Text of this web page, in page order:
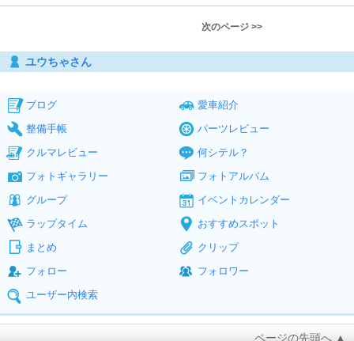
次のページ >>
ユウちゃさん
ブログ
愛車紹介
整備手帳
パーツレビュー
クルマレビュー
何シテル？
フォトギャラリー
フォトアルバム
グループ
イベントカレンダー
ラップタイム
おすすめスポット
まとめ
クリップ
フォロー
フォロワー
ユーザー内検索
ページの先頭へ ▲